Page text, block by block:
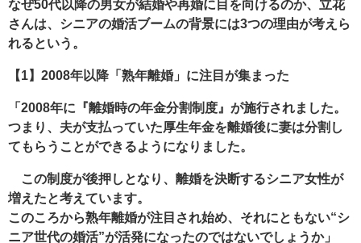
なぜ50代以降の男女が結婚や再婚に目を向けるのか、立花
さんは、シニアの婚活ブームの背景には3つの理由が考えら
れるという。
【1】2008年以降「熟年離婚」に注目が集まった
「2008年に『離婚時の年金分割制度』が施行されました。
つまり、夫が支払っていた厚生年金を離婚後に妻は分割し
てもらうことができるようになりました。
この制度が後押しとなり、離婚を決断するシニア女性が
増えたと考えています。
このころから熟年離婚が注目され始め、それにともない“シ
ニア世代の婚活”が活発になったのではないでしょうか」